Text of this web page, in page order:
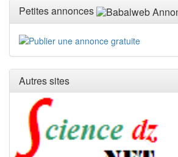
Petites annonces
Autres sites